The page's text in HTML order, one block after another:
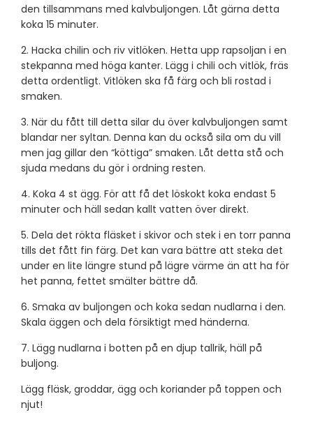
den tillsammans med kalvbuljongen. Låt gärna detta
koka 15 minuter.
2. Hacka chilin och riv vitlöken. Hetta upp rapsoljan i en
stekpanna med höga kanter. Lägg i chili och vitlök, fräs
detta ordentligt. Vitlöken ska få färg och bli rostad i
smaken.
3. När du fått till detta silar du över kalvbuljongen samt
blandar ner syltan. Denna kan du också sila om du vill
men jag gillar den “köttiga” smaken. Låt detta stå och
sjuda medans du gör i ordning resten.
4. Koka 4 st ägg. För att få det löskokt koka endast 5
minuter och häll sedan kallt vatten över direkt.
5. Dela det rökta fläsket i skivor och stek i en torr panna
tills det fått fin färg. Det kan vara bättre att steka det
under en lite längre stund på lägre värme än att ha för
het panna, fettet smälter bättre då.
6. Smaka av buljongen och koka sedan nudlarna i den.
Skala äggen och dela försiktigt med händerna.
7. Lägg nudlarna i botten på en djup tallrik, häll på
buljong.
Lägg fläsk, groddar, ägg och koriander på toppen och
njut!